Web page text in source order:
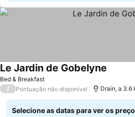
Bed & Breakfast
Le Jardin de Gobelyne
/ Pontuação não disponível Drain, a 3.6
Selecione as datas para ver os